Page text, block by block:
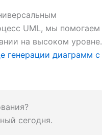
UML, мы помогаем
на высоком уровне.
генерации диаграмм с
сегодня.